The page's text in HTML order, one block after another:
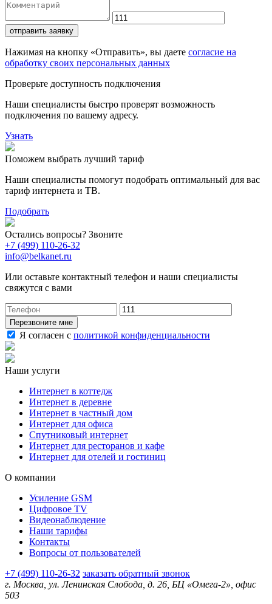
отправить заявку
Нажимая на кнопку «Отправить», вы даете согласие на
обработку своих персональных данных
Проверьте доступность подключения
Наши специалисты быстро проверят возможность
подключения по вашему адресу.
Узнать
Поможем выбрать лучший тариф
Наши специалисты помогут подобрать оптимальный для вас
тариф интернета и ТВ.
Подобрать
Остались вопросы? Звоните
+7 (499) 110-26-32
info@belkanet.ru
Или оставьте контактный телефон и наши специалисты
свяжутся с вами
Перезвоните мне
Я согласен с политикой конфиденциальности
Наши услуги
Интернет в коттедж
Интернет в деревне
Интернет в частный дом
Интернет для офиса
Спутниковый интернет
Интернет для ресторанов и кафе
Интернет для отелей и гостиниц
О компании
Усиление GSM
Цифровое TV
Видеонаблюдение
Наши тарифы
Контакты
Вопросы от пользователей
+7 (499) 110-26-32 заказать обратный звонок
г. Москва, ул. Ленинская Слобода, д. 26, БЦ «Омега-2», офис
503